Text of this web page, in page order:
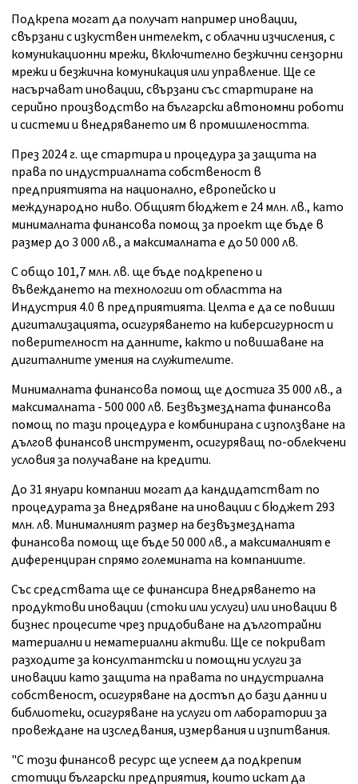
Подкрепа могат да получат например иновации,
свързани с изкуствен интелект, с облачни изчисления, с
комуникационни мрежи, включително безжични сензорни
мрежи и безжична комуникация или управление. Ще се
насърчават иновации, свързани със стартиране на
серийно производство на български автономни роботи
и системи и внедряването им в промишлеността.
През 2024 г. ще стартира и процедура за защита на
права по индустриалната собственост в
предприятията на национално, европейско и
международно ниво. Общият бюджет е 24 млн. лв., като
минималната финансова помощ за проект ще бъде в
размер до 3 000 лв., а максималната е до 50 000 лв.
С общо 101,7 млн. лв. ще бъде подкрепено и
въвеждането на технологии от областта на
Индустрия 4.0 в предприятията. Целта е да се повиши
дигитализацията, осигуряването на киберсигурност и
поверителност на данните, както и повишаване на
дигиталните умения на служителите.
Минималната финансова помощ ще достига 35 000 лв., а
максималната - 500 000 лв. Безвъзмездната финансова
помощ по тази процедура е комбинирана с използване на
дългов финансов инструмент, осигуряващ по-облекчени
условия за получаване на кредити.
До 31 януари компании могат да кандидатстват по
процедурата за внедряване на иновации с бюджет 293
млн. лв. Минималният размер на безвъзмездната
финансова помощ ще бъде 50 000 лв., а максималният е
диференциран спрямо големината на компаниите.
Със средствата ще се финансира внедряването на
продуктови иновации (стоки или услуги) или иновации в
бизнес процесите чрез придобиване на дълготрайни
материални и нематериални активи. Ще се покриват
разходите за консултантски и помощни услуги за
иновации като защита на правата по индустриална
собственост, осигуряване на достъп до бази данни и
библиотеки, осигуряване на услуги от лаборатории за
провеждане на изследвания, измервания и изпитвания.
"С този финансов ресурс ще успеем да подкрепим
стотици български предприятия, които искат да